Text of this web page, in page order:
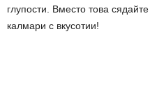
глупости. Вместо това
калмари с вкусотии!